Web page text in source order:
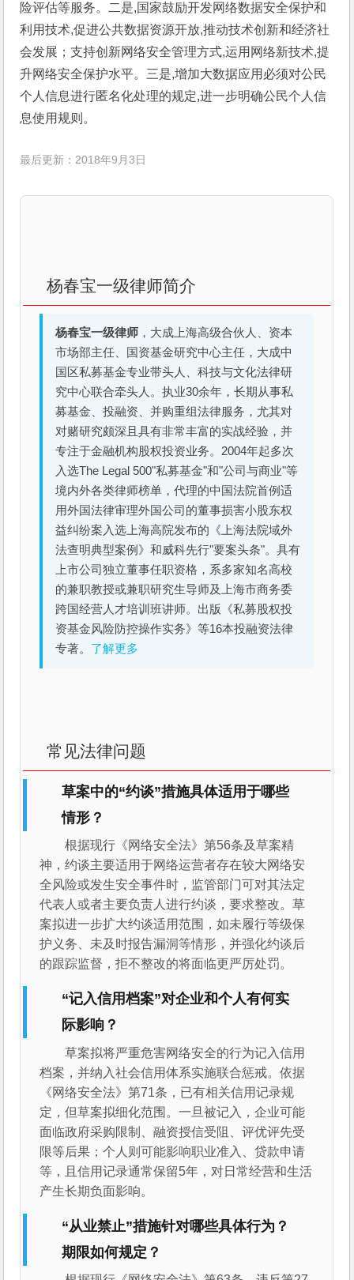
险评估等服务。二是,国家鼓励开发网络数据安全保护和
利用技术,促进公共数据资源开放,推动技术创新和经济社
会发展；支持创新网络安全管理方式,运用网络新技术,提
升网络安全保护水平。三是,增加大数据应用必须对公民
个人信息进行匿名化处理的规定,进一步明确公民个人信
息使用规则。
最后更新：2018年9月3日
杨春宝一级律师简介
杨春宝一级律师 ，大成上海高级合伙人、资本
市场部主任、国资基金研究中心主任，大成中
国区私募基金专业带头人、科技与文化法律研
究中心联合牵头人。执业30余年，长期从事私
募基金、投融资、并购重组法律服务，尤其对
对赌研究颇深且具有非常丰富的实战经验，并
专注于金融机构股权投资业务。2004年起多次
入选The Legal 500"私募基金"和"公司与商业"等
境内外各类律师榜单，代理的中国法院首例适
用外国法律审理外国公司的董事损害小股东权
益纠纷案入选上海高院发布的《上海法院域外
法查明典型案例》和威科先行"要案头条"。具有
上市公司独立董事任职资格，系多家知名高校
的兼职教授或兼职研究生导师及上海市商务委
跨国经营人才培训班讲师。出版《私募股权投
资基金风险防控操作实务》等16本投融资法律
专著。 了解更多
常见法律问题
草案中的“约谈”措施具体适用于哪些
情形？
根据现行《网络安全法》第56条及草案精
神，约谈主要适用于网络运营者存在较大网络安
全风险或发生安全事件时，监管部门可对其法定
代表人或者主要负责人进行约谈，要求整改。草
案拟进一步扩大约谈适用范围，如未履行等级保
护义务、未及时报告漏洞等情形，并强化约谈后
的跟踪监督，拒不整改的将面临更严厉处罚。
“记入信用档案”对企业和个人有何实
际影响？
草案拟将严重危害网络安全的行为记入信用
档案，并纳入社会信用体系实施联合惩戒。依据
《网络安全法》第71条，已有相关信用记录规
定，但草案拟细化范围。一旦被记入，企业可能
面临政府采购限制、融资授信受阻、评优评先受
限等后果；个人则可能影响职业准入、贷款申请
等，且信用记录通常保留5年，对日常经营和生活
产生长期负面影响。
“从业禁止”措施针对哪些具体行为？
期限如何规定？